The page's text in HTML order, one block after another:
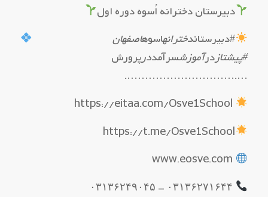
دبیرستان دخترانه اُسوه دوره اول
#دبیرستاندخترانهاسوهاصفهان
#پیشتازدرآموزشسرآمددرپرورش
….………………………….
https://t.me/Osve1School